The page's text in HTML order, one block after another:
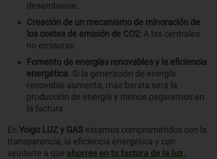
desembalsar.
Creación de un mecanismo de minoración de
los costes de emisión de CO2: A las centrales
no emisoras.
Fomento de energías renovables y la eficiencia
energética. Si la generación de energía
renovable aumenta, más barata será la
producción de energía y menos pagaremos en
la factura.
En Yoigo LUZ y GAS estamos comprometidos con la
transparencia, la eficiencia energética y con
ayudarte a que ahorres en tu factura de la luz.